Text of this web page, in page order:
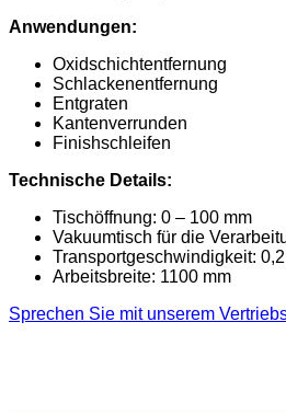
Anwendungen:
Oxidschichtentfernung
Schlackenentfernung
Entgraten
Kantenverrunden
Finishschleifen
Technische Details:
Tischöffnung: 0 – 100 mm
Vakuumtisch für die
Transportgeschwindigkeit:
Arbeitsbreite: 1100 mm
Sprechen Sie mit unserem